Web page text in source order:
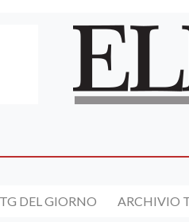
TG DEL GIORNO ARCHIVIO